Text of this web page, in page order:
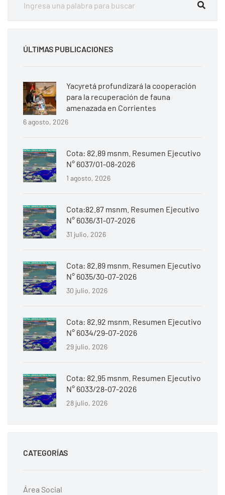
ÚLTIMAS PUBLICACIONES
Yacyretá profundizará la cooperación
para la recuperación de fauna
amenazada en Corrientes
6 agosto, 2026
Cota: 82.89 msnm. Resumen Ejecutivo
N° 6037/01-08-2026
1 agosto, 2026
Cota:82.87 msnm. Resumen Ejecutivo
N° 6036/31-07-2026
31 julio, 2026
Cota: 82.89 msnm. Resumen Ejecutivo
N° 6035/30-07-2026
30 julio, 2026
Cota: 82.92 msnm. Resumen Ejecutivo
N° 6034/29-07-2026
29 julio, 2026
Cota: 82.95 msnm. Resumen Ejecutivo
N° 6033/28-07-2026
28 julio, 2026
CATEGORÍAS
Área Social